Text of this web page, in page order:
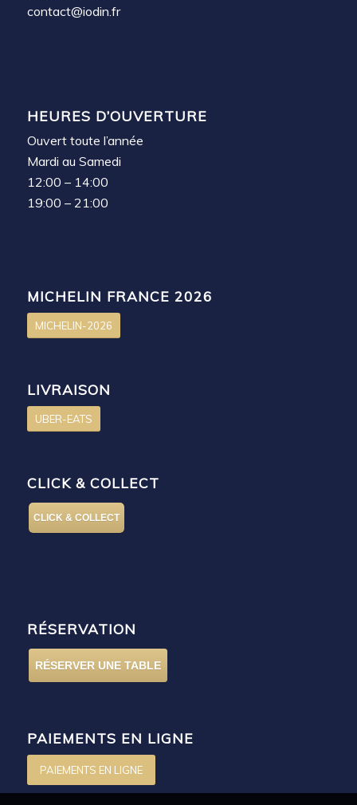
contact@iodin.fr
HEURES D’OUVERTURE
Ouvert toute l’année
Mardi au Samedi
12:00 – 14:00
19:00 – 21:00
MICHELIN FRANCE 2026
MICHELIN-2026
LIVRAISON
UBER-EATS
CLICK & COLLECT
CLICK & COLLECT
RÉSERVATION
RÉSERVER UNE TABLE
PAIEMENTS EN LIGNE
PAIEMENTS EN LIGNE